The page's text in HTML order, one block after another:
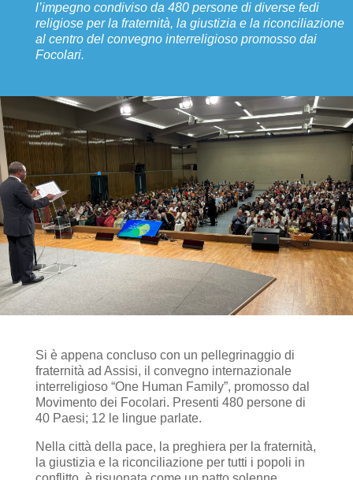
l’impegno condiviso da 480 persone di diverse fedi
religiose per la fraternità, la giustizia e la riconciliazione
al centro del convegno interreligioso promosso dai
Focolari.
Si è appena concluso con un pellegrinaggio di
fraternità ad Assisi, il convegno internazionale
interreligioso “One Human Family”, promosso dal
Movimento dei Focolari. Presenti 480 persone di
40 Paesi; 12 le lingue parlate.
Nella città della pace, la preghiera per la fraternità,
la giustizia e la riconciliazione per tutti i popoli in